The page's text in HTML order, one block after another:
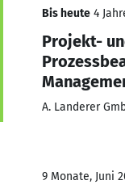
Bis heute 4
Projekt-
A. Landerer
9 Monate, Juni